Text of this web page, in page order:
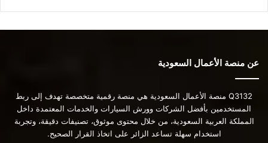
عن منصة الأعمال السعودية
Q3132 منصة الأعمال السعودية هي منصة رقمية متخصصة تهدف إلى ربط
المستخدمين بأفضل الشركات وورش السيارات والخدمات المعتمدة داخل
المملكة العربية السعودية، من خلال محتوى موثوق، تصنيفات دقيقة، وتجربة
استخدام سهلة تساعد الزائر على اتخاذ القرار الصحيح.